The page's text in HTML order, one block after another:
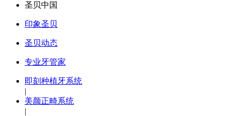
圣贝中国
印象圣贝
圣贝动态
专业牙管家
即刻种植牙系统
|
美颜正畸系统
|